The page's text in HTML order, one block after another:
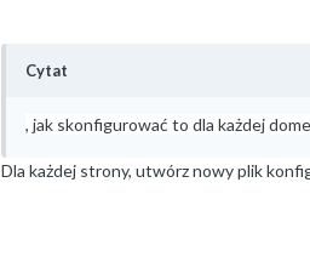
Cytat
, jak skonfigurować to dla każdej
Dla każdej strony, utwórz nowy plik